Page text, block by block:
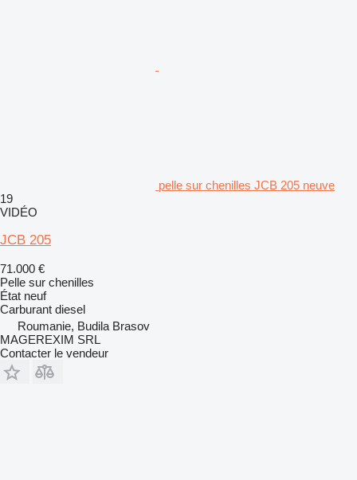
pelle sur chenilles JCB 205 neuve
19
VIDÉO
JCB 205
71.000 €
Pelle sur chenilles
État neuf
Carburant diesel
Roumanie, Budila Brasov
MAGEREXIM SRL
Contacter le vendeur